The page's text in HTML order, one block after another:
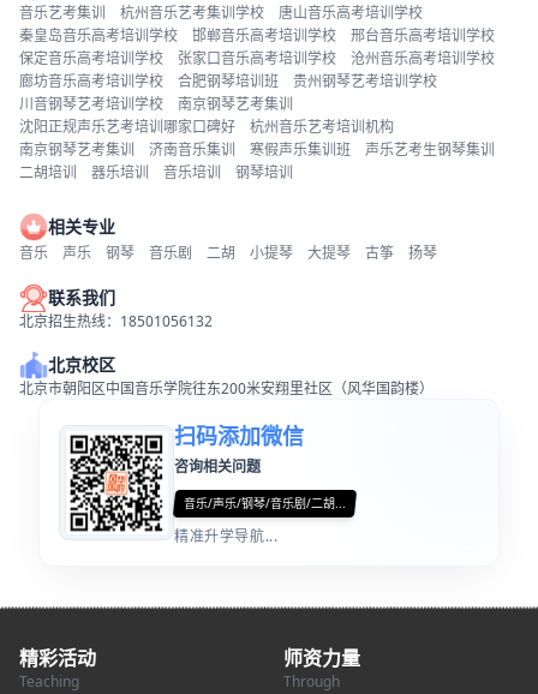
音乐艺考集训 杭州音乐艺考集训学校
唐山音乐高考培训学校
秦皇岛音乐高考培训学校
邯郸音乐高考培训学校
邢台音乐高考培训学校
保定音乐高考培训学校
张家口音乐高考培训学校
沧州音乐高考培训学校
廊坊音乐高考培训学校
合肥钢琴培训班
贵州钢琴艺考培训学校
川音钢琴艺考培训学校
南京钢琴艺考集训
沈阳正规声乐艺考培训哪家口碑好
杭州音乐艺考培训机构
南京钢琴艺考集训
济南音乐集训 寒假声乐集训班
声乐艺考生钢琴集训
二胡培训
器乐培训 音乐培训 钢琴培训
相关专业
音乐 声乐 钢琴 音乐剧 二胡 小提琴 大提琴 古筝 扬琴
联系我们
北京招生热线：18501056132
北京校区
北京市朝阳区中国音乐学院往东200米安翔里社区（风华国韵楼）
扫码添加微信
咨询相关问题
音乐/声乐/钢琴/音乐剧/二胡...
精准升学导航...
精彩活动
Teaching
师资力量
Through